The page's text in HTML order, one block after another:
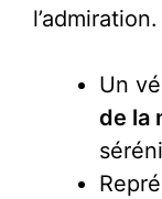
l’admiration.
Un
de la